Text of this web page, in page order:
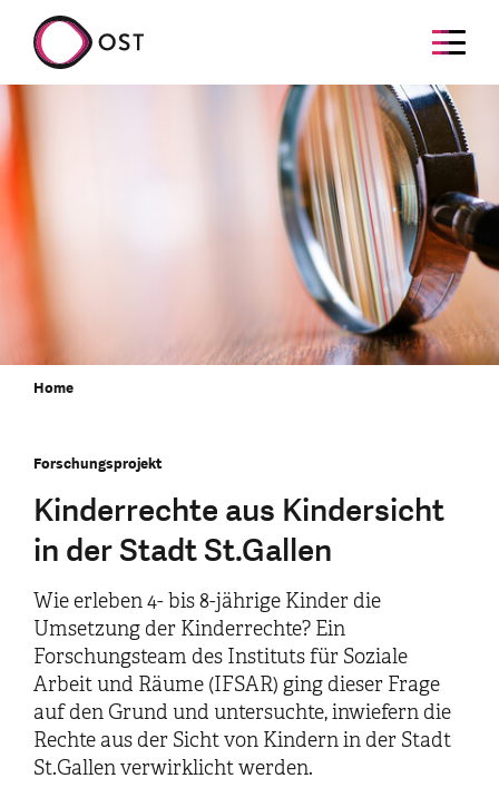
Home
Forschungsprojekt
Kinderrechte aus Kindersicht
in der Stadt St.Gallen
Wie erleben 4- bis 8-jährige Kinder die
Umsetzung der Kinderrechte? Ein
Forschungsteam des Instituts für Soziale
Arbeit und Räume (IFSAR) ging dieser Frage
auf den Grund und untersuchte, inwiefern die
Rechte aus der Sicht von Kindern in der Stadt
St.Gallen verwirklicht werden.